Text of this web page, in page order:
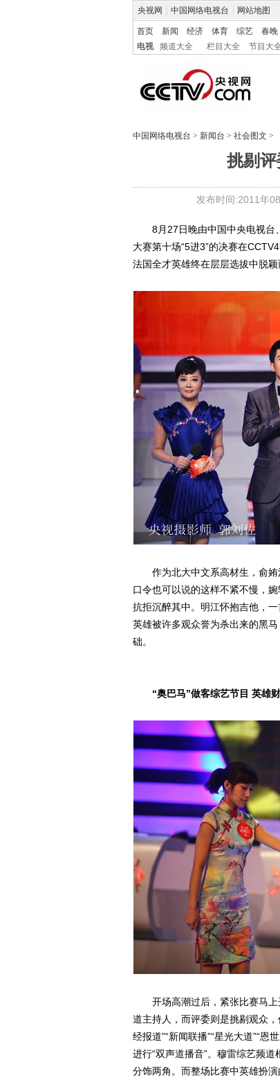
央视网 中国网络电视台 网站地图
首页 新闻 经济 体育 综艺 春晚
电视
频道大全 栏目大全 节目大
中国网络电视台 > 新闻台 > 社会图文 >
挑剔
发布时间:2011年
8月27日晚由中国中央电视台、
大赛第十场“5进3”的决赛在
法国全才英雄终在层层选拔中脱
作为北大中文系高材生，俞姷
口令也可以说的这样不紧不慢，
抗拒沉醉其中。明江怀抱吉他，
英雄被许多观众誉为杀出来的黑
础。
“奥巴马”做客综艺节目 英雄财
开场高潮过后，紧张比赛马上
道主持人，而评委则是挑剔观众
经报道”“新闻联播”“星光大道”“
进行“双声道播音”。穆雷综艺频
分饰两角。而整场比赛中英雄扮